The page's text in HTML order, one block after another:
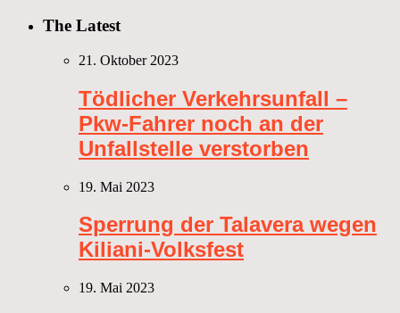
The Latest
21. Oktober 2023
Tödlicher Verkehrsunfall –
Pkw-Fahrer noch an der
Unfallstelle verstorben
19. Mai 2023
Sperrung der Talavera wegen
Kiliani-Volksfest
19. Mai 2023